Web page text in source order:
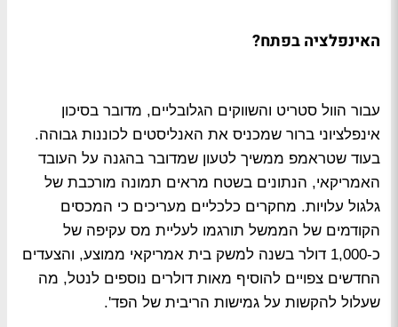
האינפלציה בפתח?
עבור הוול סטריט והשווקים הגלובליים, מדובר בסיכון
אינפלציוני ברור שמכניס את האנליסטים לכוננות גבוהה.
בעוד שטראמפ ממשיך לטעון שמדובר בהגנה על העובד
האמריקאי, הנתונים בשטח מראים תמונה מורכבת של
גלגול עלויות. מחקרים כלכליים מעריכים כי המכסים
הקודמים של הממשל תורגמו לעליית מס עקיפה של
כ-1,000 דולר בשנה למשק בית אמריקאי ממוצע, והצעדים
החדשים צפויים להוסיף מאות דולרים נוספים לנטל, מה
שעלול להקשות על גמישות הריבית של הפד'.